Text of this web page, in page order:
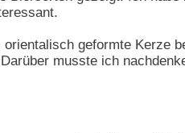
geformte Kerze
musste ich